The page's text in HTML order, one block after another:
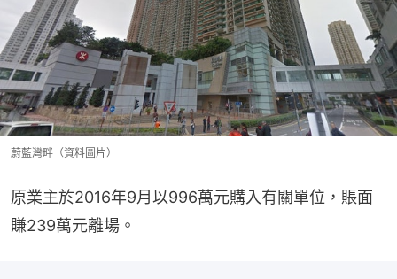
蔚藍灣畔（資料圖片）
原業主於2016年9月以996萬元購入有關單位，賬面
賺239萬元離場。